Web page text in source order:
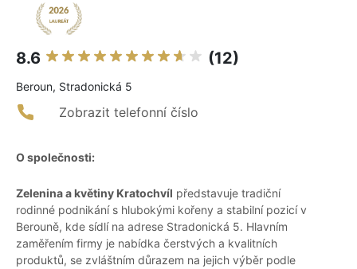
8.6 (12)
Beroun, Stradonická 5
Zobrazit telefonní číslo
O společnosti:
Zelenina a květiny Kratochvíl představuje tradiční
rodinné podnikání s hlubokými kořeny a stabilní pozicí v
Berouně, kde sídlí na adrese Stradonická 5. Hlavním
zaměřením firmy je nabídka čerstvých a kvalitních
produktů, se zvláštním důrazem na jejich výběr podle